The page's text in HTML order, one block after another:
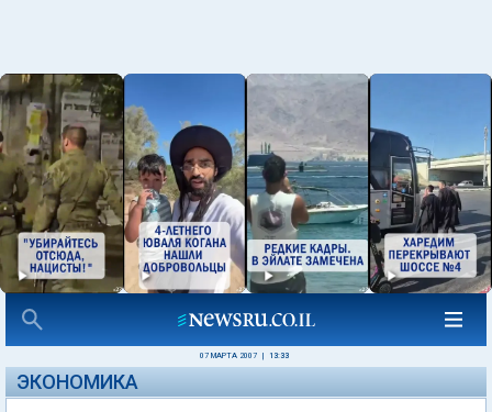
07 МАРТА 2007 13:33
ЭКОНОМИКА